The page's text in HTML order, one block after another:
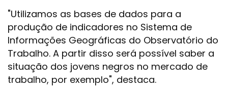
"Utilizamos as bases de dados para a
produção de indicadores no Sistema de
Informações Geográficas do Observatório do
Trabalho. A partir disso será possível saber a
situação dos jovens negros no mercado de
trabalho, por exemplo", destaca.